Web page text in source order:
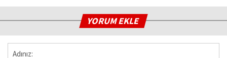
YORUM EKLE